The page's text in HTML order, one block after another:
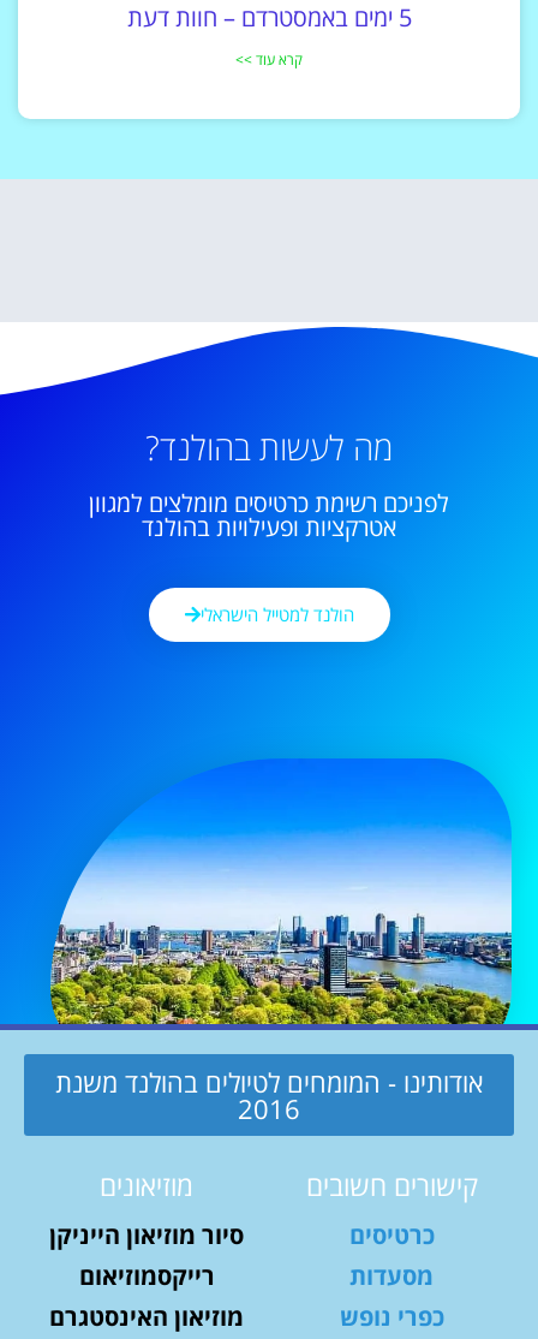
5 ימים באמסטרדם – חוות דעת
קרא עוד >>
מה לעשות בהולנד?
לפניכם רשימת כרטיסים מומלצים למגוון
אטרקציות ופעילויות בהולנד
הולנד למטייל הישראלי
אודותינו - המומחים לטיולים בהולנד משנת
2016
קישורים חשובים
כרטיסים
מסעדות
כפרי נופש
מוזיאונים
סיור מוזיאון הייניקן
רייקסמוזיאום
מוזיאון האינסטגרם